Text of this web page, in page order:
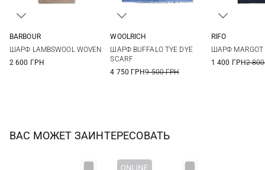
BARBOUR
ШАРФ LAMBSWOOL WOVEN
2 600 ГРН
WOOLRICH
ШАРФ BUFFALO TYE DYE
SCARF
4 750 ГРН9 500 ГРН
RIFO
ШАРФ MARGOT
1 400 ГРН2
ВАС МОЖЕТ ЗАИНТЕРЕСОВАТЬ